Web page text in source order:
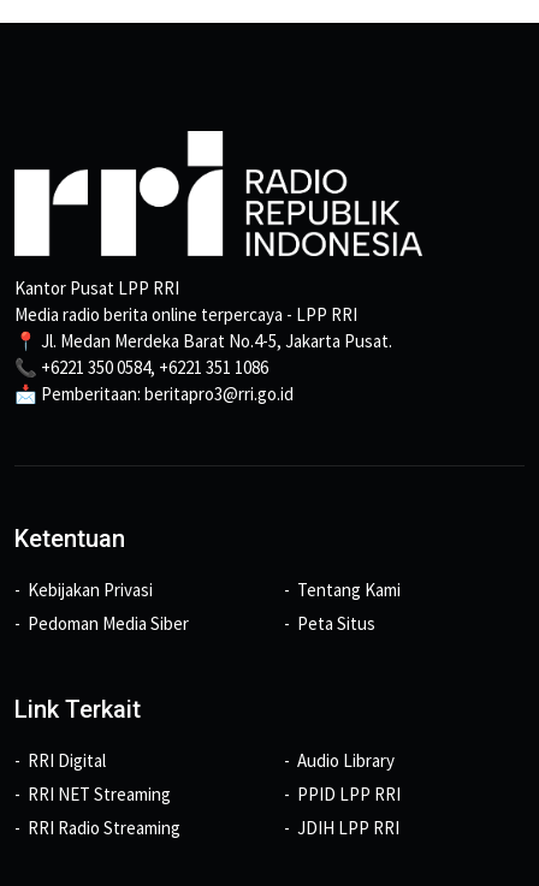
Kantor Pusat LPP RRI
Media radio berita online terpercaya - LPP RRI
📍 Jl. Medan Merdeka Barat No.4-5, Jakarta Pusat.
📞 +6221 350 0584, +6221 351 1086
📩 Pemberitaan: beritapro3@rri.go.id
Ketentuan
Kebijakan Privasi
Pedoman Media Siber
Tentang Kami
Peta Situs
Link Terkait
RRI Digital
RRI NET Streaming
RRI Radio Streaming
Audio Library
PPID LPP RRI
JDIH LPP RRI